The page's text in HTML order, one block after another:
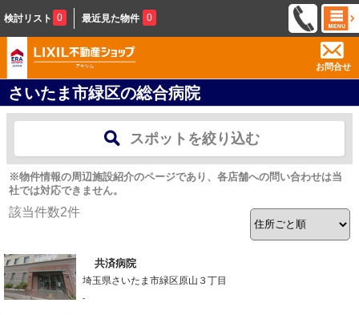
検討リスト 0 最近見た物件 0
お問合せ
さいたま市緑区の総合病院
スポットを絞り込む
※物件情報の周辺施設紹介のページであり、各店舗への問い合わせは当
社では対応できません。
該当件数2件
共済病院
埼玉県さいたま市緑区原山３丁目
-